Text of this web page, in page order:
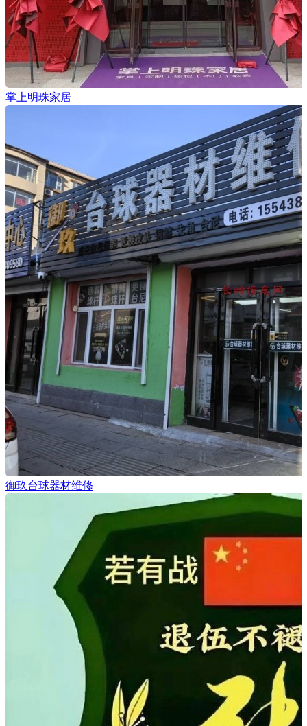
掌上明珠家居
御玖台球器材维修